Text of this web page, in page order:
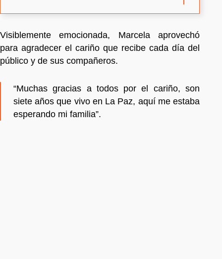
Visiblemente emocionada, Marcela aprovechó
para agradecer el cariño que recibe cada día del
público y de sus compañeros.
“Muchas gracias a todos por el cariño, son
siete años que vivo en La Paz, aquí me estaba
esperando mi familia”.